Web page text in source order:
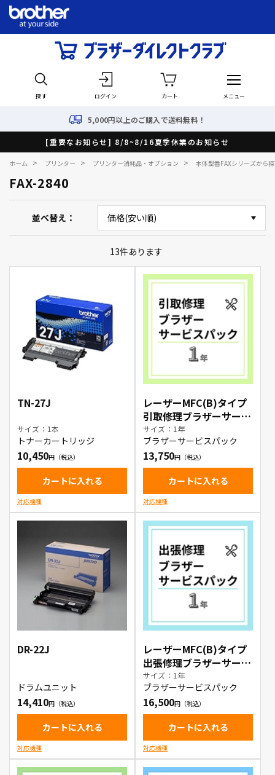
探す ログイン カート メニュー
5,000円以上のご購入で送料無料！
[重要なお知らせ] 8/8~8/16夏季休業のお知らせ
ホーム > プリンター > プリンター消耗品・オプション > 本体型番FAXシリーズから
FAX-2840
並べ替え
13件あります
TN-27J
サイズ：1本
トナーカートリッジ
10,450
カートに入れる
対応機種
レーザーMFC(B)タイプ
引取修理ブラザーサービ
スパック1年
サイズ：1年
ブラザーサービスパック
13,750
カートに入れる
対応機種
DR-22J
ドラムユニット
14,410
カートに入れる
対応機種
レーザーMFC(B)タイプ
出張修理ブラザーサービ
スパック1年
サイズ：1年
ブラザーサービスパック
16,500
カートに入れる
対応機種